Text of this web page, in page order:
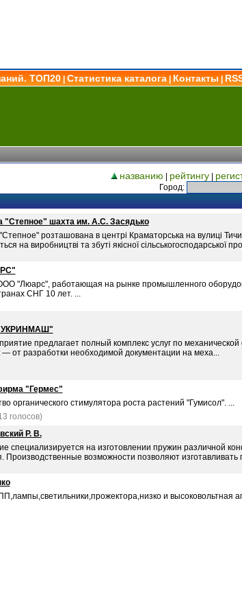
ТОП20 Статистика каталога Контакты
названию рейтингу|
Город:
"Степное" шахта им. А.С. Засядько
розташована в центрі Краматорська на вулиці
на виробництві та збуті якісної сільськогосподарської
"Люарс", работающая на рынке промышленного
СНГ 10 лет. ...
предлагает полный комплекс услуг по механической
― от разработки необходимой документации на меха...
"Гермес"
органического стимулятора роста растений "Гумисол". ...
голосов)
Р. В.
специализируется на изготовлении пружин различной
Производственные возможности позволяют изготавливать
и высоковольтная